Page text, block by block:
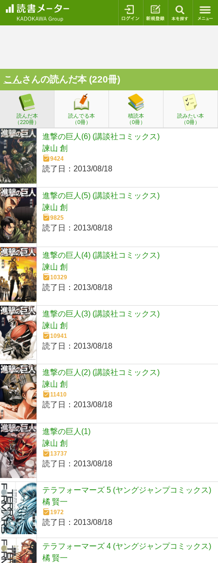
ログイン 新規登録
こんさんの読んだ本 (220冊)
読んだ本
（220冊）
読んでる本
（0冊）
積読本
（0冊）
読みたい本
（0冊）
進撃の巨人(6) (講談社コミックス)
諫山 創
9424
読了日： 2013/08/18
進撃の巨人(5) (講談社コミックス)
諫山 創
9825
読了日： 2013/08/18
進撃の巨人(4) (講談社コミックス)
諫山 創
10329
読了日： 2013/08/18
進撃の巨人(3) (講談社コミックス)
諫山 創
10941
読了日： 2013/08/18
進撃の巨人(2) (講談社コミックス)
諫山 創
11410
読了日： 2013/08/18
進撃の巨人(1)
諫山 創
13737
読了日： 2013/08/18
テラフォーマーズ 5 (ヤングジャンプコミックス)
橘 賢一
1972
読了日： 2013/08/18
テラフォーマーズ 4 (ヤングジャンプコミックス)
橘 賢一